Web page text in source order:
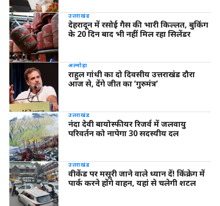
उत्तराखंड
देहरादून में रसोई गैस की भारी किल्लत, बुकिंग
के 20 दिन बाद भी नहीं मिल रहा सिलेंडर
अल्मोड़ा
राहुल गांधी का दो दिवसीय उत्तराखंड दौरा
आज से, देंगे जीत का ‘गुरुमंत्र’
उत्तराखंड
नंदा देवी बायोस्फीयर रिजर्व में जलवायु
परिवर्तन को नापेगा 30 सदस्यीय दल
उत्तराखंड
वीकेंड पर मसूरी जाने वाले ध्यान दें! किंक्रेग में
पार्क करने होंगे वाहन, यहां से चलेगी शटल